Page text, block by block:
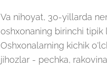
Va nihoyat, 30-yillarda
oshxonaning birinchi
Oshxonalarning kichik
jihozlar - pechka,